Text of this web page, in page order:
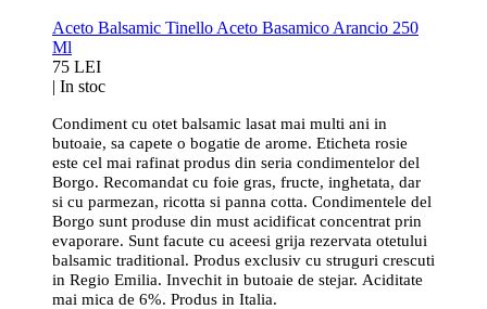
Aceto Balsamic Tinello Aceto Basamico Arancio 250
Ml
75 LEI
| In stoc
Condiment cu otet balsamic lasat mai multi ani in
butoaie, sa capete o bogatie de arome. Eticheta rosie
este cel mai rafinat produs din seria condimentelor del
Borgo. Recomandat cu foie gras, fructe, inghetata, dar
si cu parmezan, ricotta si panna cotta. Condimentele del
Borgo sunt produse din must acidificat concentrat prin
evaporare. Sunt facute cu aceesi grija rezervata otetului
balsamic traditional. Produs exclusiv cu struguri crescuti
in Regio Emilia. Invechit in butoaie de stejar. Aciditate
mai mica de 6%. Produs in Italia.